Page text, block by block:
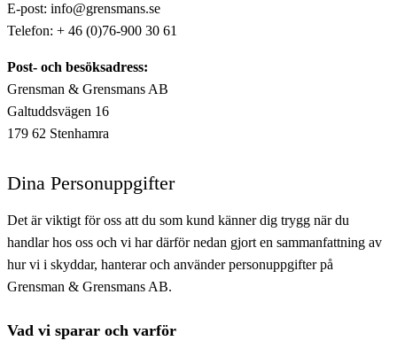
E-post: info@grensmans.se
Telefon: + 46 (0)76-900 30 61
Post- och besöksadress:
Grensman & Grensmans AB
Galtuddsvägen 16
179 62 Stenhamra
Dina Personuppgifter
Det är viktigt för oss att du som kund känner dig trygg när du
handlar hos oss och vi har därför nedan gjort en sammanfattning av
hur vi i skyddar, hanterar och använder personuppgifter på
Grensman & Grensmans AB.
Vad vi sparar och varför